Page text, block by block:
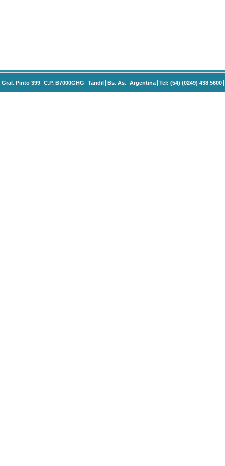
Gral. Pinto 399 C.P. B7000GHG Tandil Bs. As. Argentina Tel: (54) (0249) 438 5600